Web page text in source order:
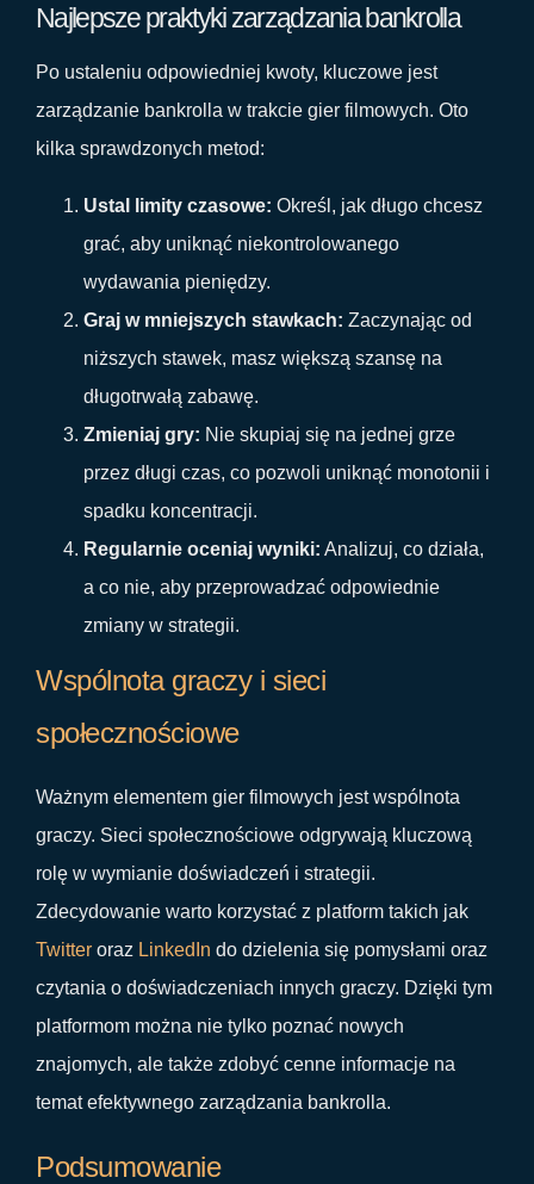
Najlepsze praktyki zarządzania bankrolla
Po ustaleniu odpowiedniej kwoty, kluczowe jest
zarządzanie bankrolla w trakcie gier filmowych. Oto
kilka sprawdzonych metod:
Ustal limity czasowe: Określ, jak długo chcesz
grać, aby uniknąć niekontrolowanego
wydawania pieniędzy.
Graj w mniejszych stawkach: Zaczynając od
niższych stawek, masz większą szansę na
długotrwałą zabawę.
Zmieniaj gry: Nie skupiaj się na jednej grze
przez długi czas, co pozwoli uniknąć monotonii i
spadku koncentracji.
Regularnie oceniaj wyniki: Analizuj, co działa,
a co nie, aby przeprowadzać odpowiednie
zmiany w strategii.
Wspólnota graczy i sieci
społecznościowe
Ważnym elementem gier filmowych jest wspólnota
graczy. Sieci społecznościowe odgrywają kluczową
rolę w wymianie doświadczeń i strategii.
Zdecydowanie warto korzystać z platform takich jak
Twitter oraz LinkedIn do dzielenia się pomysłami oraz
czytania o doświadczeniach innych graczy. Dzięki tym
platformom można nie tylko poznać nowych
znajomych, ale także zdobyć cenne informacje na
temat efektywnego zarządzania bankrolla.
Podsumowanie